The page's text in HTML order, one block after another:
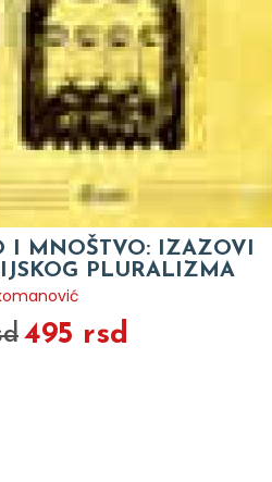
I MNOŠTVO: IZAZOVI
PLURALIZMA
495 rsd